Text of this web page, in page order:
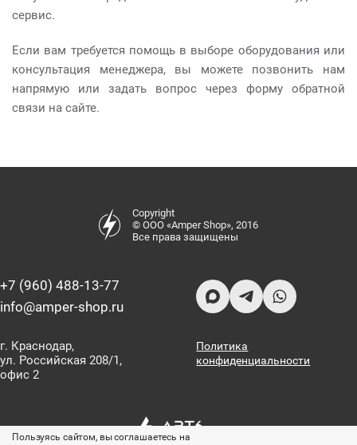
сервис.
Если вам требуется помощь в выборе оборудования или
консультация менеджера, вы можете позвонить нам
напрямую или задать вопрос через форму обратной
связи на сайте.
Copyright
© ООО «Amper Shop», 2016
Все права защищены
+7 (960) 488-13-77
info@amper-shop.ru
г. Краснодар,
ул. Российская 208/1,
офис 2
Политика
конфиденциальности
Пользуясь сайтом, вы соглашаетесь на